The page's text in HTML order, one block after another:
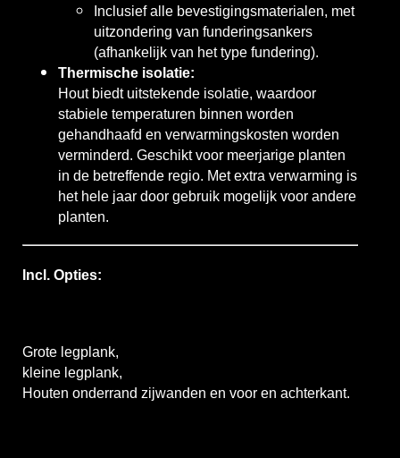
Inclusief alle bevestigingsmaterialen, met
uitzondering van funderingsankers
(afhankelijk van het type fundering).
Thermische isolatie:
Hout biedt uitstekende isolatie, waardoor
stabiele temperaturen binnen worden
gehandhaafd en verwarmingskosten worden
verminderd. Geschikt voor meerjarige planten
in de betreffende regio. Met extra verwarming is
het hele jaar door gebruik mogelijk voor andere
planten.
Incl. Opties:
Grote legplank,
kleine legplank,
Houten onderrand zijwanden en voor en achterkant.